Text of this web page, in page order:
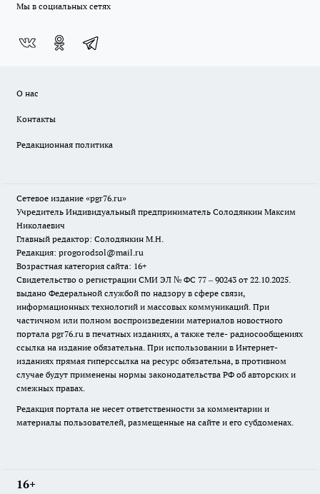
Мы в социальных сетях
О нас
Контакты
Редакционная политика
Сетевое издание «pgr76.ru»
Учредитель Индивидуальный предприниматель Солодянкин Максим
Николаевич
Главный редактор: Солодянкин М.Н.
Редакция: progorodsol@mail.ru
Возрастная категория сайта: 16+
Свидетельство о регистрации СМИ ЭЛ № ФС 77 – 90243 от 22.10.2025.
выдано Федеральной службой по надзору в сфере связи,
информационных технологий и массовых коммуникаций. При
частичном или полном воспроизведении материалов новостного
портала pgr76.ru в печатных изданиях, а также теле- радиосообщениях
ссылка на издание обязательна. При использовании в Интернет-
изданиях прямая гиперссылка на ресурс обязательна, в противном
случае будут применены нормы законодательства РФ об авторских и
смежных правах.
Редакция портала не несет ответственности за комментарии и
материалы пользователей, размещенные на сайте и его субдоменах.
16+